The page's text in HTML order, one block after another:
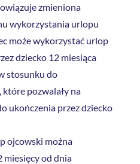
zmieniona
wykorzystania urlopu
może wykorzystać urlop
dziecko 12 miesiąca
stosunku do
pozwalały na
ukończenia przez dziecko
ojcowski można
miesięcy od dnia